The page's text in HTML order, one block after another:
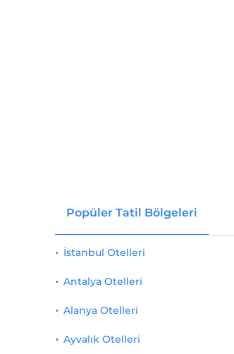
Popüler Tatil Bölgeleri
İstanbul Otelleri
Antalya Otelleri
Alanya Otelleri
Ayvalık Otelleri